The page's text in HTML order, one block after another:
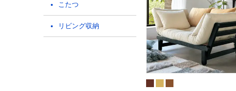
こたつ
リビング収納